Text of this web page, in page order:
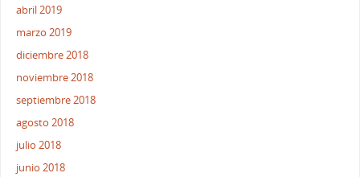
abril 2019
marzo 2019
diciembre 2018
noviembre 2018
septiembre 2018
agosto 2018
julio 2018
junio 2018